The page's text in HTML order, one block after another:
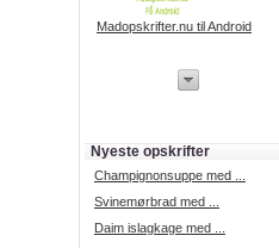
Madopskrifter.nu til Android
iPhone udvikling
Nyeste opskrifter
Champignonsuppe med ...
Svinemørbrad med ...
Daim islagkage med ...